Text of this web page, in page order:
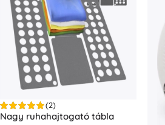
(2)
Nagy ruhahajtogató tábla